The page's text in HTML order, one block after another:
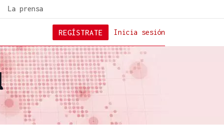
La prensa
Inicia sesión
REGÍSTRATE